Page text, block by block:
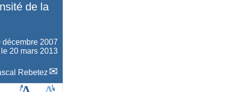
de la
décembre 2007
20 mars 2013
Rebetez